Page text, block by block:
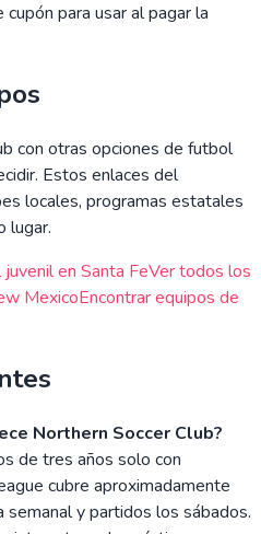
para usar al pagar la
con otras opciones de futbol
Estos enlaces del
locales, programas estatales
lugar.
en Santa FeVer todos los
MexicoEncontrar equipos de
Northern Soccer Club?
de tres años solo con
cubre aproximadamente
y partidos los sábados.